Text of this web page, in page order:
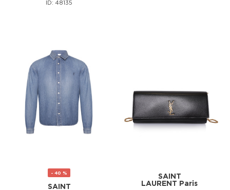
ID: 48135
- 40 %
SAINT
SAINT
LAURENT Paris